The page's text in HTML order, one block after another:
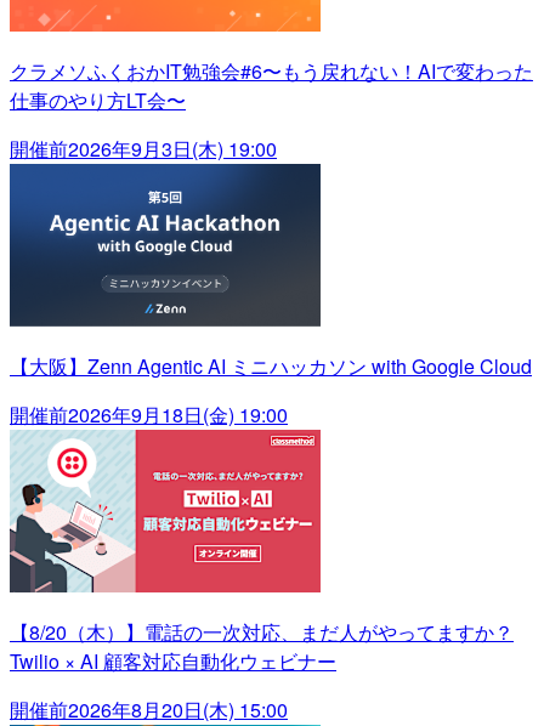
クラメソふくおかIT勉強会#6〜もう戻れない！AIで変わった
仕事のやり方LT会〜
開催前2026年9月3日(木) 19:00
【大阪】Zenn Agentic AI ミニハッカソン with Google Cloud
開催前2026年9月18日(金) 19:00
【8/20（木）】電話の一次対応、まだ人がやってますか？
Twilio × AI 顧客対応自動化ウェビナー
開催前2026年8月20日(木) 15:00